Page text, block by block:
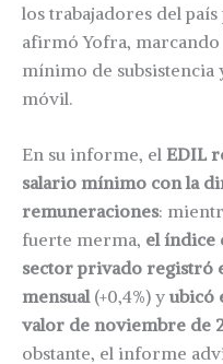
los trabajadores del
afirmó Yofra,
mínimo de
móvil.
En su informe, el EDIL
salario mínimo con la
remuneraciones:
fuerte merma, el índice
sector privado registró
mensual(+0,4%) y ubicó
valor de noviembre de
obstante, el informe